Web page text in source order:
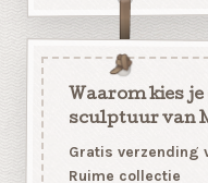
Waarom kies
sculptuur van
Gratis verzending
Ruime collectie